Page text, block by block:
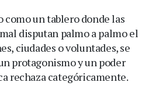
un tablero donde las
disputan palmo a palmo el
ciudades o voluntades, se
protagonismo y un poder
rechaza categóricamente.